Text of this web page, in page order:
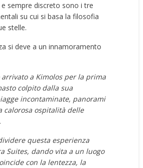
sempre discreto sono i tre
su cui si basa la filosofia
stelle.
si deve a un innamoramento
arrivato a Kimolos per la prima
colpito dalla sua
incontaminate, panorami
calorosa ospitalità delle
questa esperienza
Suites, dando vita a un luogo
con la lentezza, la